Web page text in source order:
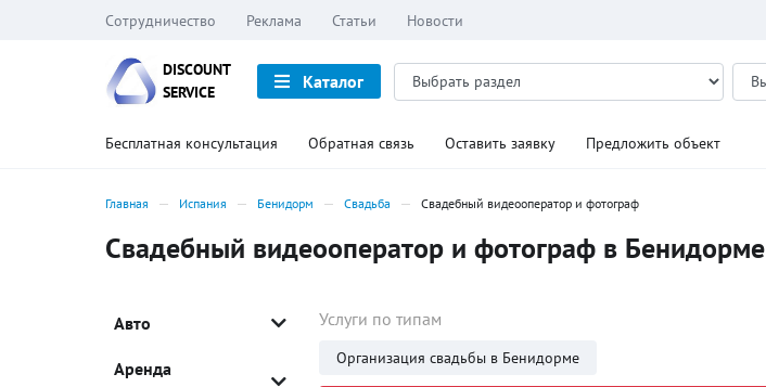
Сотрудничество Реклама Статьи Новости
DISCOUNT
SERVICE
Каталог
Бесплатная консультация Обратная связь Оставить заявку Предложить объект
Главная Испания Бенидорм Свадьба Свадебный видеооператор и фотограф
Свадебный видеооператор и фотограф в Бенидорме
Авто
Аренда
Услуги по типам
Организация свадьбы в Бенидорме